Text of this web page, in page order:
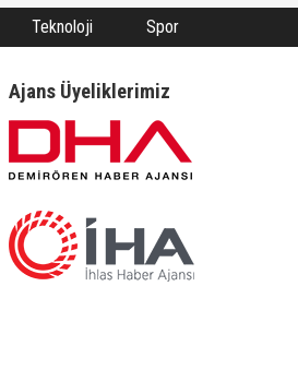
Teknoloji Spor
Ajans Üyeliklerimiz